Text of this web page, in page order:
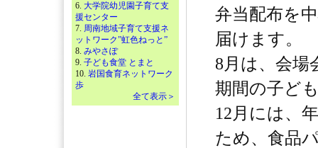
6. 大学院幼児園子育て支
援センター
7. 周南地域子育て支援ネ
ットワーク”虹色ねっと”
8. みやさぽ
9. 子ども食堂 とまと
10. 岩国食育ネットワーク
歩
全て表示＞
弁当配布を
届けます。
8月は、会場
期間の子ど
12月には、
ため、食品